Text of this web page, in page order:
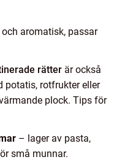
aromatisk, passar
rätter är också
potatis, rotfrukter eller
plock. Tips för
– lager av pasta,
små munnar.